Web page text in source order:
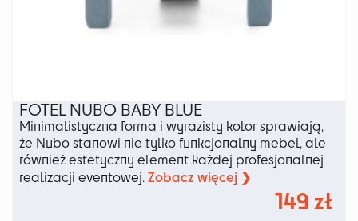
FOTEL NUBO BABY BLUE
Minimalistyczna forma i wyrazisty kolor sprawiają,
że Nubo stanowi nie tylko funkcjonalny mebel, ale
również estetyczny element każdej profesjonalnej
realizacji eventowej. Zobacz więcej ❯
149 zł